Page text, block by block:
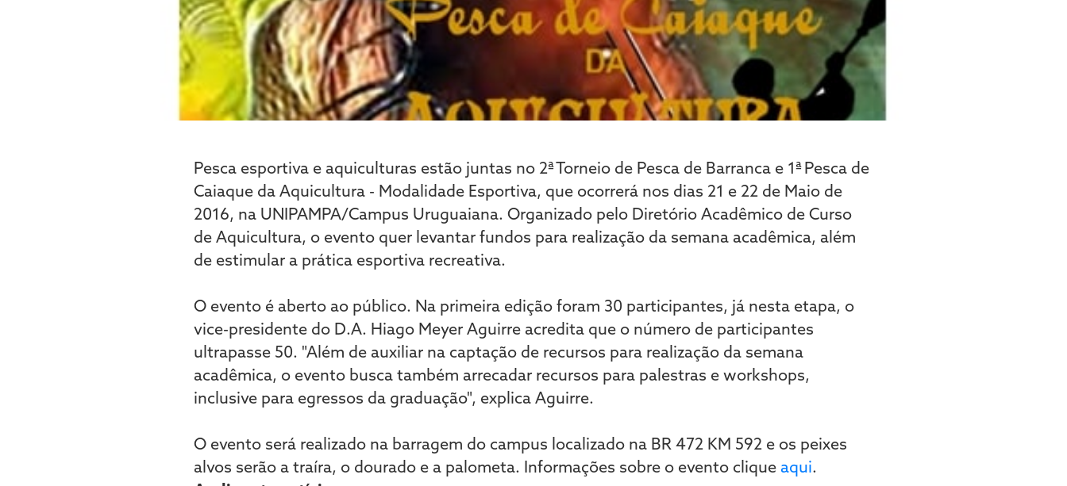
Pesca esportiva e aquiculturas estão juntas no 2ª Torneio de Pesca de Barranca e 1ª Pesca de
Caiaque da Aquicultura - Modalidade Esportiva, que ocorrerá nos dias 21 e 22 de Maio de
2016, na UNIPAMPA/Campus Uruguaiana. Organizado pelo Diretório Acadêmico de Curso
de Aquicultura, o evento quer levantar fundos para realização da semana acadêmica, além
de estimular a prática esportiva recreativa.
O evento é aberto ao público. Na primeira edição foram 30 participantes, já nesta etapa, o
vice-presidente do D.A. Hiago Meyer Aguirre acredita que o número de participantes
ultrapasse 50. "Além de auxiliar na captação de recursos para realização da semana
acadêmica, o evento busca também arrecadar recursos para palestras e workshops,
inclusive para egressos da graduação", explica Aguirre.
O evento será realizado na barragem do campus localizado na BR 472 KM 592 e os peixes
alvos serão a traíra, o dourado e a palometa. Informações sobre o evento clique aqui.